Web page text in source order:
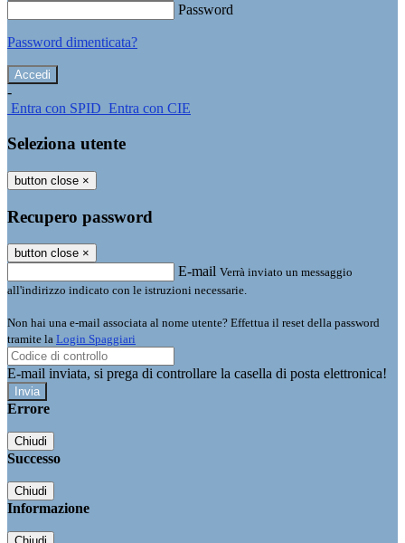
Password
Password dimenticata?
-
Entra con SPID Entra con CIE
Seleziona utente
button close ×
Recupero password
button close ×
E-mail Verrà inviato un messaggio
all'indirizzo indicato con le istruzioni necessarie.
Non hai una e-mail associata al nome utente? Effettua il reset della password
tramite la Login Spaggiari
E-mail inviata, si prega di controllare la casella di posta elettronica!
Errore
Chiudi
Successo
Chiudi
Informazione